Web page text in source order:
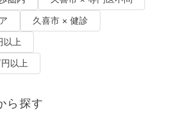
久喜市 × 健診
以上
以上
ら探す